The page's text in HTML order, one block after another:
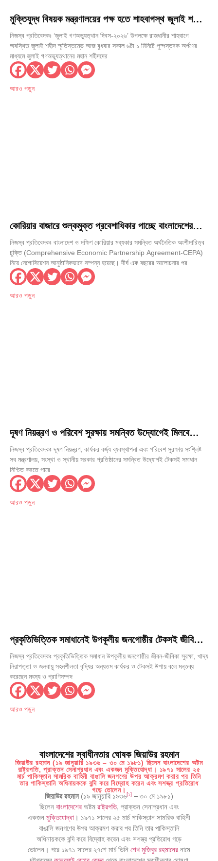
মুক্তিযুদ্ধ বিষয়ক মন্ত্রণালয়ের পক্ষ হতে শাহবাগস্থ জুলাই শহীদ
স্মৃতিস্তম্ভে পুষ্পস্তবক অর্পণ
নিজস্ব প্রতিবেদকঃ ‘জুলাই গণঅভ্যুত্থান দিবস-২০২৬’ উপলক্ষে রাজধানীর শাহবাগে
অবস্থিত জুলাই শহীদ স্মৃতিস্তম্ভে আজ বুধবার সকাল ৬টা ১ মিনিটে পুষ্পস্তবক অর্পণের
মাধ্যমে জুলাই গণঅভ্যুত্থানের মহান শহীদদের
আরও পড়ুন
কোরিয়ার বাজারে শুল্কমুক্ত প্রবেশাধিকার পাচ্ছে বাংলাদেশের
৮৪২৮ পণ্য
নিজস্ব প্রতিবেদকঃ বাংলাদেশ ও দক্ষিণ কোরিয়ার মধ্যকার সমন্বিত অর্থনৈতিক অংশীদারিত্ব
চুক্তি (Comprehensive Economic Partnership Agreement-CEPA)
নিয়ে নেগোসিয়েশন আনুষ্ঠানিকভাবে সম্পন্ন হয়েছে। দীর্ঘ এক বছরের আলোচনার পর
আরও পড়ুন
দূষণ নিয়ন্ত্রণ ও পরিবেশ সুরক্ষায় সমন্বিত উদ্যোগেই মিলবে
টেকসই সমাধান: স্থানীয় সরকার মন্ত্রী
নিজস্ব প্রতিবেদকঃ দূষণ নিয়ন্ত্রণ, কার্যকর বর্জ্য ব্যবস্থাপনা এবং পরিবেশ সুরক্ষায় সংশ্লিষ্ট
সব মন্ত্রণালয়, সংস্থা ও স্থানীয় সরকার প্রতিষ্ঠানের সমন্বিত উদ্যোগই টেকসই সমাধান
নিশ্চিত করতে পারে
আরও পড়ুন
প্রকৃতিভিত্তিক সমাধানেই উপকূলীয় জনগোষ্ঠীর টেকসই জীবিকা
নিশ্চিত হবে
নিজস্ব প্রতিবেদকঃ প্রকৃতিভিত্তিক সমাধান উপকূলীয় জনগোষ্ঠীর জীবন-জীবিকা সুরক্ষা, খাদ্য
নিরাপত্তা ও জলবায়ু সহনশীলতা বৃদ্ধির অন্যতম কার্যকর ও টেকসই উপায় বলে মন্তব্য
করেছেন মৎস্য ও প্রাণিসম্পদ
আরও পড়ুন
বাংলাদেশের স্বাধীনতার ঘোষক জিয়াউর রহমান
জিয়াউর রহমান (১৯ জানুয়ারি ১৯৩৬ – ৩০ মে ১৯৮১) ছিলেন বাংলাদেশের অষ্টম
রাষ্ট্রপতি, প্রাক্তন সেনাপ্রধান এবং একজন মুক্তিযোদ্ধা। ১৯৭১ সালের ২৫
মার্চ পাকিস্তান সামরিক বাহিনী বাঙালি জনগণের উপর আক্রমণ করার পর তিনি
তার পাকিস্তানি অধিনায়ককে বন্দি করে বিদ্রোহ করেন এবং সশস্ত্র প্রতিরোধ
গড়ে তোলেন।
জিয়াউর রহমান(১৯ জানুয়ারি ১৯৩৬[২] – ৩০ মে ১৯৮১)
ছিলেন বাংলাদেশেরঅষ্টম রাষ্ট্রপতি, প্রাক্তন সেনাপ্রধান এবং
একজন মুক্তিযোদ্ধা । ১৯৭১ সালের ২৫ মার্চ পাকিস্তান সামরিক বাহিনী
বাঙালি জনগণের উপর আক্রমণ করার পর তিনি তার পাকিস্তানি
অধিনায়ককে বন্দি করে বিদ্রোহ করেন এবং সশস্ত্র প্রতিরোধ গড়ে
তোলেন। পরে ১৯৭১ সালের ২৭শে মার্চ তিনি শেখ মুজিবুর রহমানের নামে